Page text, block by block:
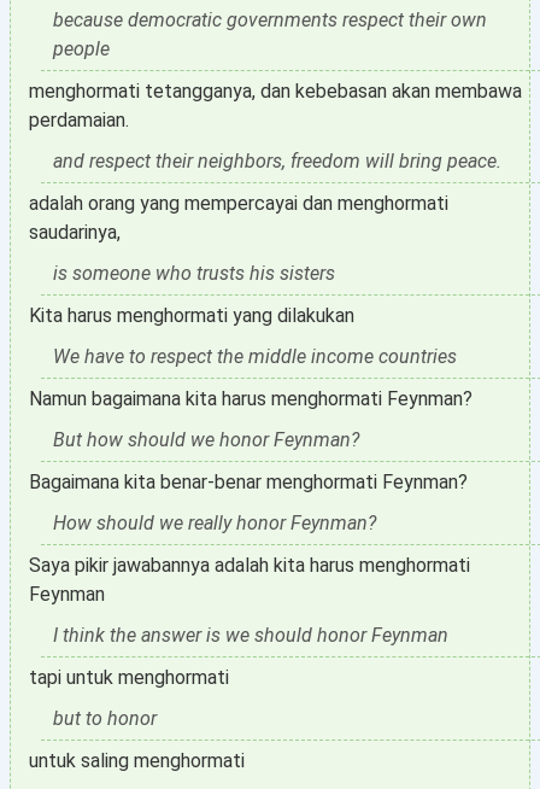
because democratic governments respect their own
people
menghormati tetangganya, dan kebebasan akan membawa
perdamaian.
and respect their neighbors, freedom will bring peace.
adalah orang yang mempercayai dan menghormati
saudarinya,
is someone who trusts his sisters
Kita harus menghormati yang dilakukan
We have to respect the middle income countries
Namun bagaimana kita harus menghormati Feynman?
But how should we honor Feynman?
Bagaimana kita benar-benar menghormati Feynman?
How should we really honor Feynman?
Saya pikir jawabannya adalah kita harus menghormati
Feynman
I think the answer is we should honor Feynman
tapi untuk menghormati
but to honor
untuk saling menghormati